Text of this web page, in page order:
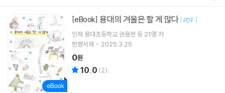
[eBook] 용대의 겨울은 할 게 많다 [ PDF ]
인제 용대초등학교 권용현 등 21명 저
한평서재
2025.3.25.
0원
10.0 (2)